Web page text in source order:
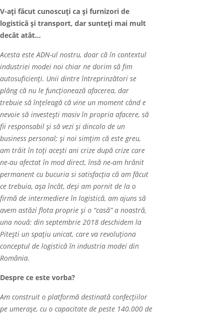
V-aţi făcut cunoscuţi ca şi furnizori de
logistică și transport, dar sunteți mai mult
decât atât…
Acesta este ADN-ul nostru, doar că în contextul
industriei modei noi chiar ne dorim să fim
autosuficienți. Unii dintre întreprinzători se
plâng că nu le funcţionează afacerea, dar
trebuie să înțeleagă că vine un moment când e
nevoie să investești masiv în propria afacere, să
fii responsabil și să vezi şi dincolo de un
business personal; şi noi simțim că este greu,
am trăit în toți acești ani crize după crize care
ne-au afectat în mod direct, însă ne-am hrănit
permanent cu bucuria si satisfacţia că am făcut
ce trebuia, aşa încât, deşi am pornit de la o
firmă de intermediere în logistică, am ajuns să
avem astăzi flota proprie și o “casă” a noastră,
una nouă: din septembrie 2018 deschidem la
Pitești un spațiu unicat, care va revoluționa
conceptul de logistică în industria modei din
România.
Despre ce este vorba?
Am construit o platformă destinată confecțiilor
pe umerașe, cu o capacitate de peste 140.000 de